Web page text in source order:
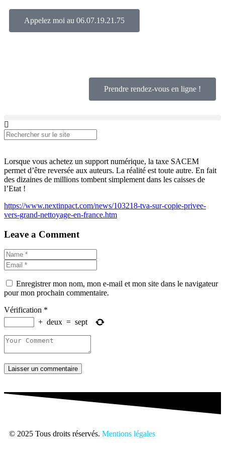
Appelez moi au 06.07.19.21.75
Prendre rendez-vous en ligne !
Lorsque vous achetez un support numérique, la taxe SACEM
permet d’être reversée aux auteurs. La réalité est toute autre. En fait
des dizaines de millions tombent simplement dans les caisses de
l’Etat !
https://www.nextinpact.com/news/103218-tva-sur-copie-privee-
vers-grand-nettoyage-en-france.htm
Leave a Comment
Enregistrer mon nom, mon e-mail et mon site dans le navigateur
pour mon prochain commentaire.
Vérification *
+ deux = sept
Laisser un commentaire
© 2025 Tous droits réservés. Mentions légales